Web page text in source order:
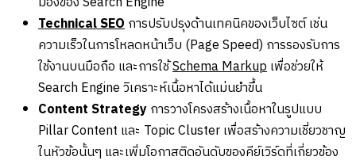
Technical SEOการปรับปรุงด้านเทคนิคของเว็บไซต์ เช่น
ความเร็วในการโหลดหน้าเว็บ (Page Speed) การรองรับการ
ใช้งานบนมือถือ และการใช้Schema Markupเพื่อช่วยให้
Search Engine วิเคราะห์เนื้อหาได้แม่นยำขึ้น
Content Strategyการวางโครงสร้างเนื้อหาในรูปแบบ
Pillar Content และ Topic Cluster เพื่อสร้างความเชี่ยวชาญ
ในหัวข้อนั้นๆ และเพิ่มโอกาสติดอันดับของคีย์เวิร์ดที่เกี่ยวข้อง